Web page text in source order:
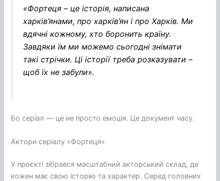
«Фортеця – це історія, написана
харків’янами, про харків’ян і про Харків. Ми
вдячні кожному, хто боронить країну.
Завдяки їм ми можемо сьогодні знімати
такі стрічки. Ці історії треба розказувати –
щоб їх не забули».
Бо серіал — це не просто емоція. Це документ часу.
Актори серіалу «Фортеця»
У проєкті зібрався масштабний акторський склад, де
кожен має свою історію та характер. Серед головних